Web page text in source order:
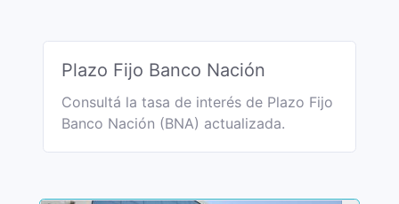
Plazo Fijo Banco Nación
Consultá la tasa de interés de Plazo Fijo
Banco Nación (BNA) actualizada.